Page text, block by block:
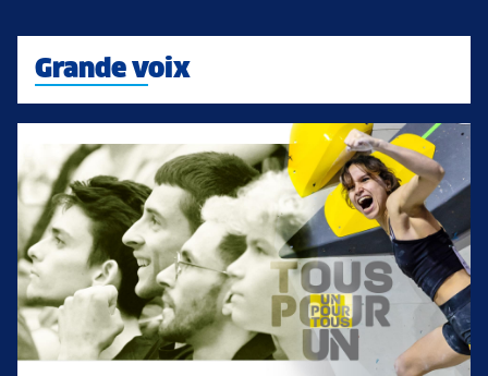
Grande voix